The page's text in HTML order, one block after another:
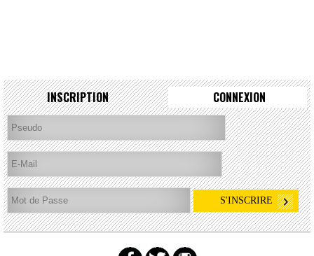
INSCRIPTION CONNEXION